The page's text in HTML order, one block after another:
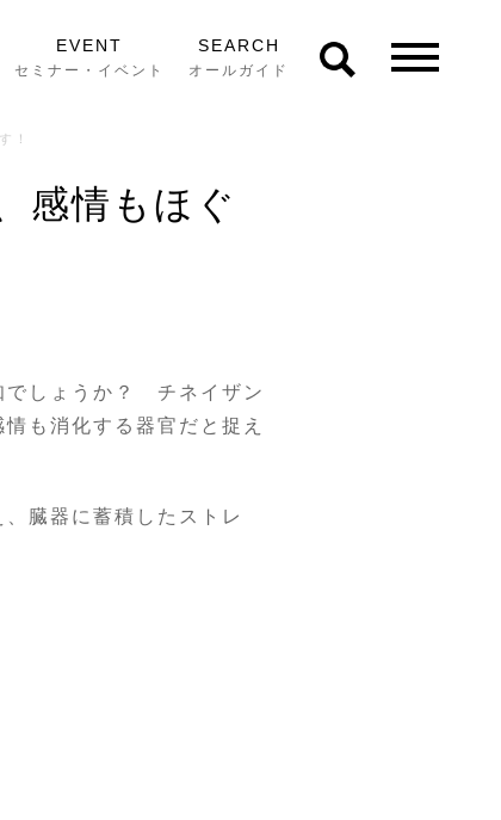
EVENT
セミナー・イベント
SEARCH
オールガイド
！
感情もほぐ
でしょうか？ チネイザン
も消化する器官だと捉え
臓器に蓄積したストレ